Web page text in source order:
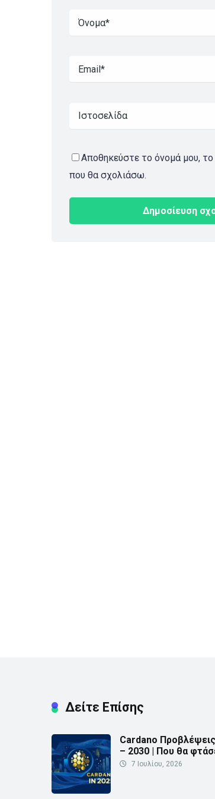
Αποθηκεύστε το όνομά μου, το
που θα σχολιάσω.
Δείτε Επίσης
Cardano
– 2030 | Που θα
7 Ιουλίου, 2026